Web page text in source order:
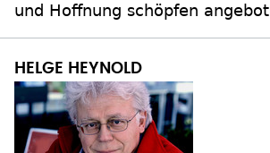
und Hoffnung schöpfen
HELGE HEYNOLD